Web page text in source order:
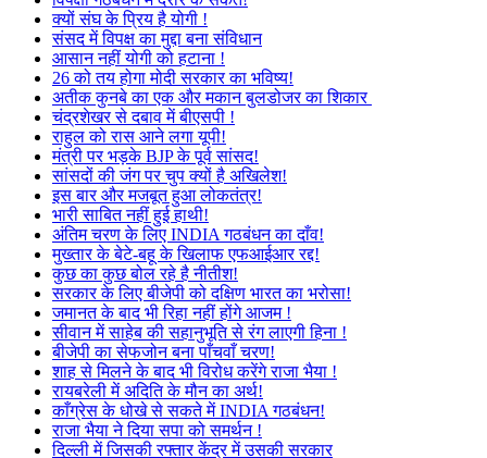
क्यों संघ के प्रिय है योगी !
संसद में विपक्ष का मुद्दा बना संविधान
आसान नहीं योगी को हटाना !
26 को तय होगा मोदी सरकार का भविष्य!
अतीक कुनबे का एक और मकान बुलडोजर का शिकार
चंद्रशेखर से दबाव में बीएसपी !
राहुल को रास आने लगा यूपी!
मंत्री पर भड़के BJP के पूर्व सांसद!
सांसदों की जंग पर चुप क्यों है अखिलेश!
इस बार और मजबूत हुआ लोकतंत्र!
भारी साबित नहीं हुई हाथी!
अंतिम चरण के लिए INDIA गठबंधन का दाँव!
मुख्तार के बेटे-बहू के खिलाफ एफआईआर रद्द!
कुछ का कुछ बोल रहे है नीतीश!
सरकार के लिए बीजेपी को दक्षिण भारत का भरोसा!
जमानत के बाद भी रिहा नहीं होंगे आजम !
सीवान में साहेब की सहानुभूति से रंग लाएगी हिना !
बीजेपी का सेफजोन बना पाँचवाँ चरण!
शाह से मिलने के बाद भी विरोध करेंगे राजा भैया !
रायबरेली में अदिति के मौन का अर्थ!
काँग्रेस के धोखे से सकते में INDIA गठबंधन!
राजा भैया ने दिया सपा को समर्थन !
दिल्ली में जिसकी रफ्तार केंद्र में उसकी सरकार